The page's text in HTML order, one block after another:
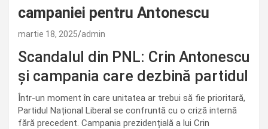
campaniei pentru Antonescu
martie 18, 2025 admin
Scandalul din PNL: Crin Antonescu
și campania care dezbină partidul
Într-un moment în care unitatea ar trebui să fie prioritară,
Partidul Național Liberal se confruntă cu o criză internă
fără precedent. Campania prezidențială a lui Crin